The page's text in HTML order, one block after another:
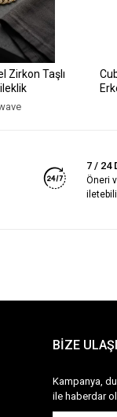
Zirkon Taşlı
7 / 24
Öneri
BİZE
Kampanya,
ile haberdar